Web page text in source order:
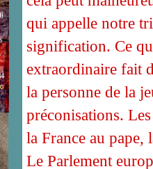
qui appelle notre
signification. Ce
extraordinaire fait
la personne de la
préconisations.
la France au pape,
Le Parlement